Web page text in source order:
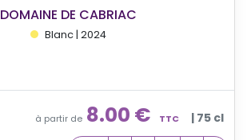
DOMAINE DE CABRIAC
Blanc | 2024
à partir de 8.00 € TTC
| 75 cl